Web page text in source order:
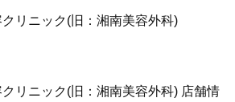
リニック(旧：湘南美容外科)
リニック(旧：湘南美容外科) 店舗情